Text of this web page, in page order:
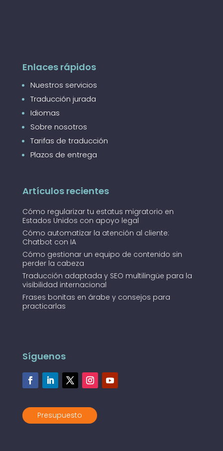
Enlaces rápidos
Nuestros servicios
Traducción jurada
Idiomas
Sobre nosotros
Tarifas de traducción
Plazos de entrega
Artículos recientes
Cómo regularizar tu estatus migratorio en
Estados Unidos con apoyo legal
Cómo automatizar la atención al cliente:
Chatbot con IA
Cómo gestionar un equipo de contenido sin
perder la cabeza
Traducción adaptada y SEO multilingüe para la
visibilidad internacional
Frases bonitas en árabe y consejos para
practicarlas
Síguenos
Presupuesto